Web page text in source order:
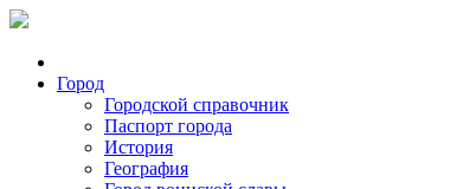
Город
Городской справочник
Паспорт города
История
География